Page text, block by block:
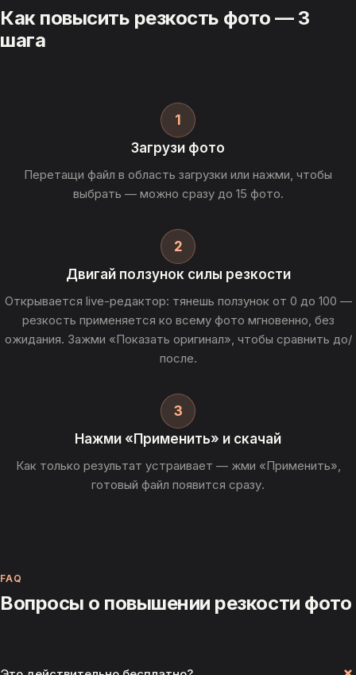
Как повысить резкость фото — 3
шага
1
Загрузи фото
Перетащи файл в область загрузки или нажми, чтобы
выбрать — можно сразу до 15 фото.
2
Двигай ползунок силы резкости
Открывается live-редактор: тянешь ползунок от 0 до 100 —
резкость применяется ко всему фото мгновенно, без
ожидания. Зажми «Показать оригинал», чтобы сравнить до/
после.
3
Нажми «Применить» и скачай
Как только результат устраивает — жми «Применить»,
готовый файл появится сразу.
FAQ
Вопросы о повышении резкости фото